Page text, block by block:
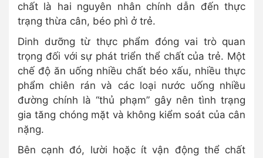
chất là hai nguyên nhân chính dẫn đến thực
trạng thừa cân, béo phì ở trẻ.
Dinh dưỡng từ thực phẩm đóng vai trò quan
trọng đối với sự phát triển thể chất của trẻ. Một
chế độ ăn uống nhiều chất béo xấu, nhiều thực
phẩm chiên rán và các loại nước uống nhiều
đường chính là “thủ phạm” gây nên tình trạng
gia tăng chóng mặt và không kiểm soát của cân
nặng.
Bên cạnh đó, lười hoặc ít vận động thể chất